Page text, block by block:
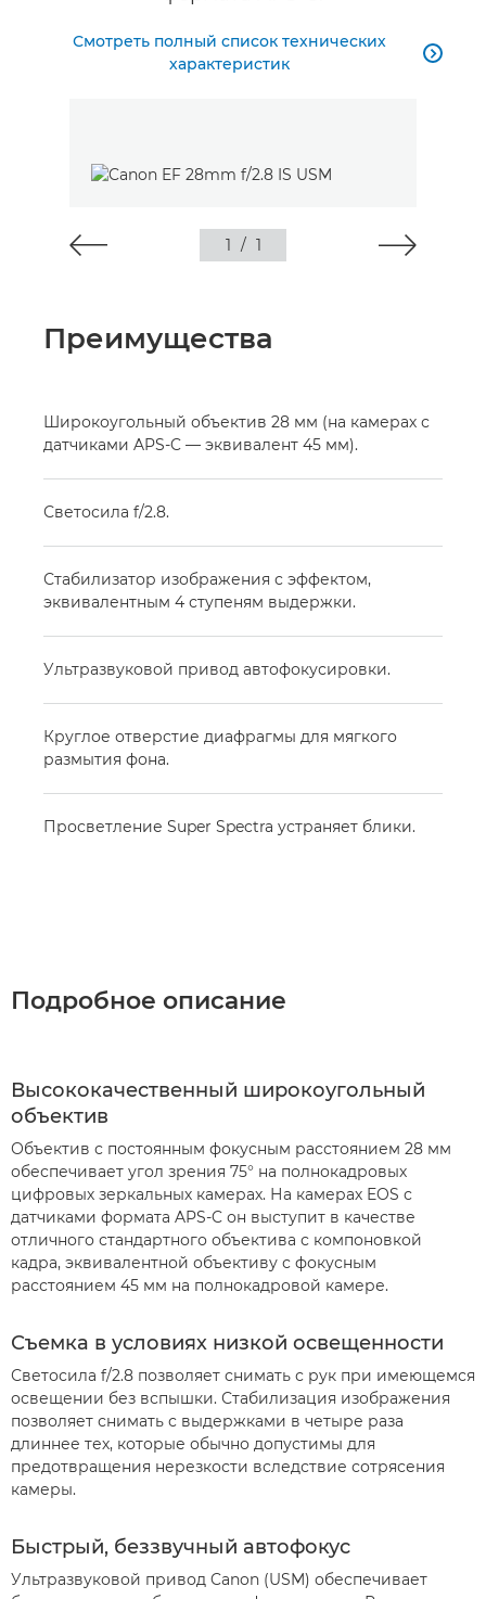
Смотреть полный список технических
характеристик

1 / 1
Преимущества
Широкоугольный объектив 28 мм (на камерах с
датчиками APS-C — эквивалент 45 мм).
Светосила f/2.8.
Стабилизатор изображения с эффектом,
эквивалентным 4 ступеням выдержки.
Ультразвуковой привод автофокусировки.
Круглое отверстие диафрагмы для мягкого
размытия фона.
Просветление Super Spectra устраняет блики.
Подробное описание
Высококачественный широкоугольный
объектив
Объектив с постоянным фокусным расстоянием 28 мм
обеспечивает угол зрения 75° на полнокадровых
цифровых зеркальных камерах. На камерах EOS с
датчиками формата APS-C он выступит в качестве
отличного стандартного объектива с компоновкой
кадра, эквивалентной объективу с фокусным
расстоянием 45 мм на полнокадровой камере.
Съемка в условиях низкой освещенности
Светосила f/2.8 позволяет снимать с рук при имеющемся
освещении без вспышки. Стабилизация изображения
позволяет снимать с выдержками в четыре раза
длиннее тех, которые обычно допустимы для
предотвращения нерезкости вследствие сотрясения
камеры.
Быстрый, беззвучный автофокус
Ультразвуковой привод Canon (USM) обеспечивает